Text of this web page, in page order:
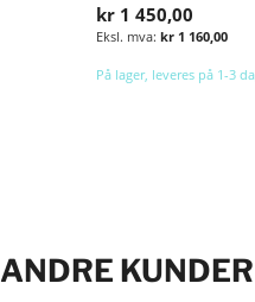
Legg i handlekurv
kr 1 450,00
kr 1 160,00
På lager, leveres på 1-3
ANDRE